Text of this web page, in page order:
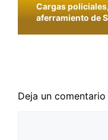
Cargas
aferramiento de
La solución a
por la
Deja un comentario